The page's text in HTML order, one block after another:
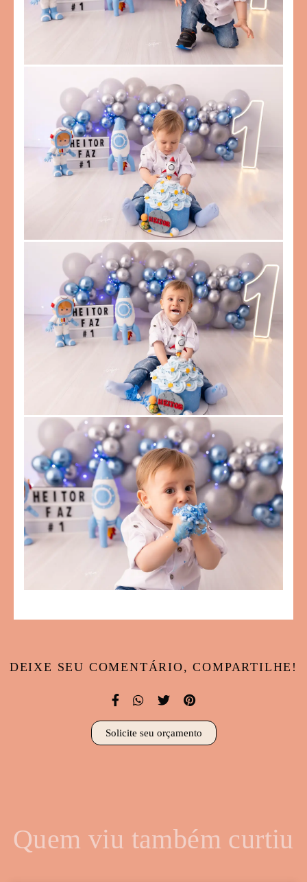
DEIXE SEU COMENTÁRIO, COMPARTILHE!
Solicite seu orçamento
Quem viu também curtiu